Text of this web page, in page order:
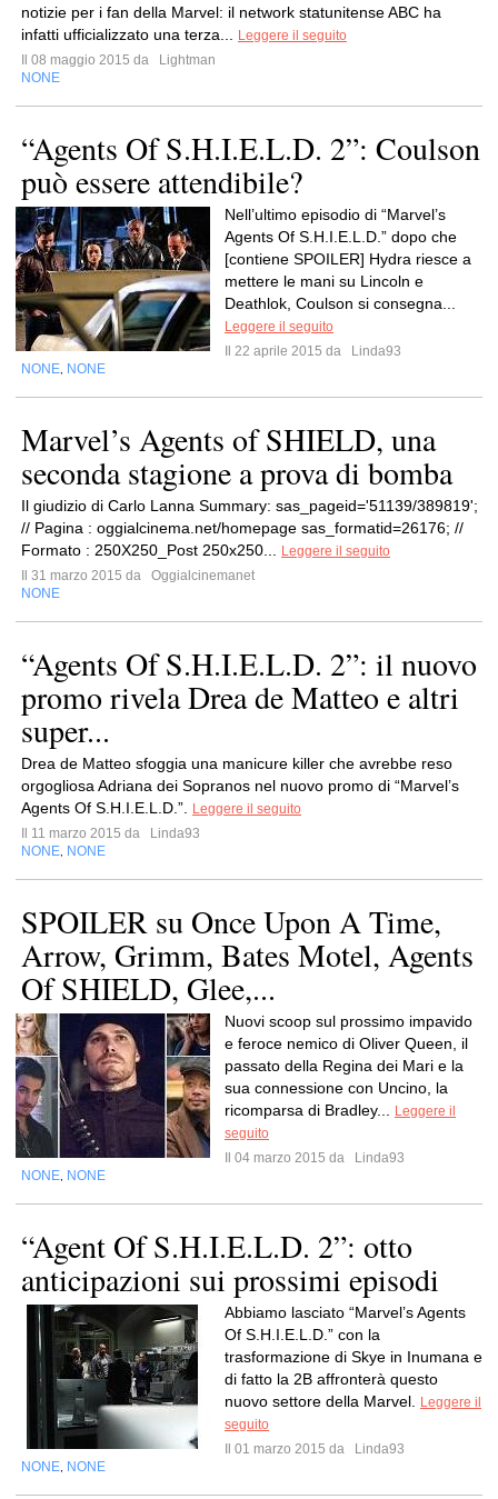
notizie per i fan della Marvel: il network statunitense ABC ha
infatti ufficializzato una terza...
Leggere il seguito
Il 08 maggio 2015 da
Lightman
NONE
“Agents Of S.H.I.E.L.D. 2”: Coulson
può essere attendibile?
Nell’ultimo episodio di “Marvel’s
Agents Of S.H.I.E.L.D.” dopo che
[contiene SPOILER] Hydra riesce a
mettere le mani su Lincoln e
Deathlok, Coulson si consegna...
Leggere il seguito
Il 22 aprile 2015 da
Linda93
NONE NONE
Marvel’s Agents of SHIELD, una
seconda stagione a prova di bomba
Il giudizio di Carlo Lanna Summary: sas_pageid='51139/389819';
// Pagina : oggialcinema.net/homepage sas_formatid=26176; //
Formato : 250X250_Post 250x250...
Leggere il seguito
Il 31 marzo 2015 da
Oggialcinemanet
NONE
“Agents Of S.H.I.E.L.D. 2”: il nuovo
promo rivela Drea de Matteo e altri
super...
Drea de Matteo sfoggia una manicure killer che avrebbe reso
orgogliosa Adriana dei Sopranos nel nuovo promo di “Marvel’s
Agents Of S.H.I.E.L.D.”.
Leggere il seguito
Il 11 marzo 2015 da
Linda93
NONE NONE
SPOILER su Once Upon A Time,
Arrow, Grimm, Bates Motel, Agents
Of SHIELD, Glee,...
Nuovi scoop sul prossimo impavido
e feroce nemico di Oliver Queen, il
passato della Regina dei Mari e la
sua connessione con Uncino, la
ricomparsa di Bradley...
Leggere il
seguito
Il 04 marzo 2015 da
Linda93
NONE NONE
“Agent Of S.H.I.E.L.D. 2”: otto
anticipazioni sui prossimi episodi
Abbiamo lasciato “Marvel’s Agents
Of S.H.I.E.L.D.” con la
trasformazione di Skye in Inumana e
di fatto la 2B affronterà questo
nuovo settore della Marvel.
Leggere il
seguito
Il 01 marzo 2015 da
Linda93
NONE NONE